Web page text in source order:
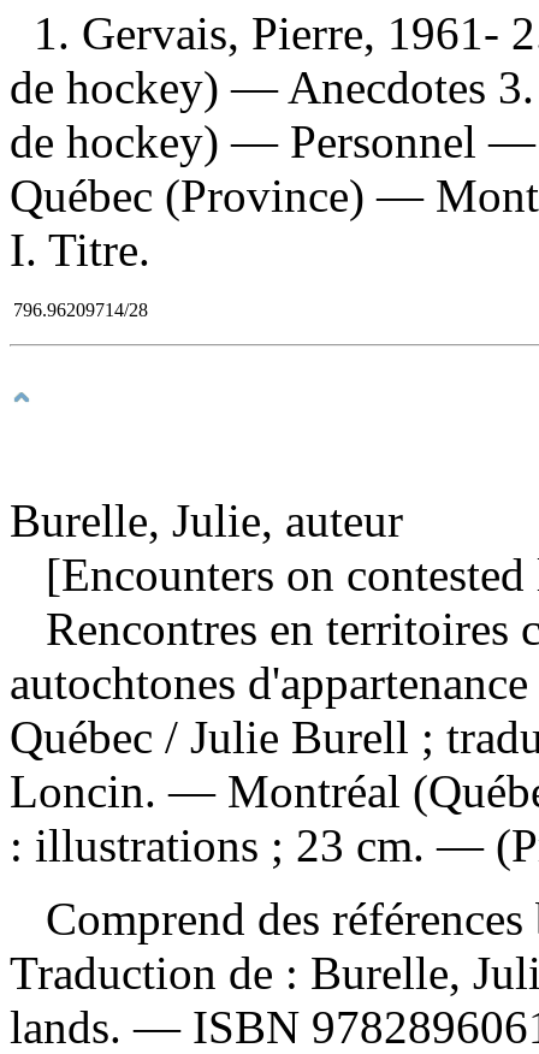
1. Gervais, Pierre, 1961-
de hockey) — Anecdotes
de hockey) — Personnel
Québec (Province) —
I. Titre.
796.96209714/28
Burelle, Julie, auteur
[Encounters on contested
Rencontres en territoires
autochtones
Québec / Julie Burell ;
Loncin. — Montréal
: illustrations ; 23 cm. —
Comprend des
Traduction de : Burelle,
lands. — ISBN